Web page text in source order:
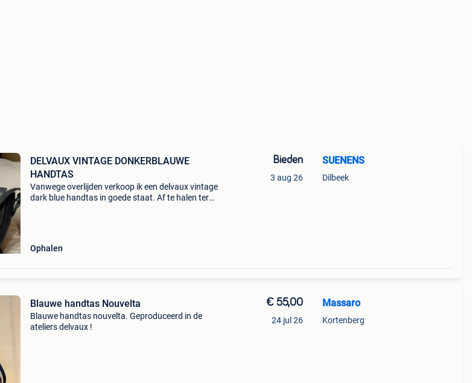
DELVAUX VINTAGE DONKERBLAUWE
HANDTAS
Vanwege overlijden verkoop ik een delvaux vintage
dark blue handtas in goede staat. Af te halen ter
Ophalen
Bieden
3 aug 26
SUENENS
Dilbeek
Blauwe handtas Nouvelta
Blauwe handtas nouvelta. Geproduceerd in de
ateliers delvaux !
€ 55,00
24 jul 26
Massaro
Kortenberg